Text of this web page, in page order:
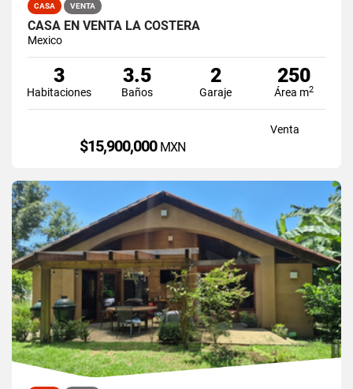
CASA VENTA
CASA EN VENTA LA COSTERA
Mexico
3
Habitaciones
3.5
Baños
2
Garaje
250
Área m2
Venta
$15,900,000 MXN